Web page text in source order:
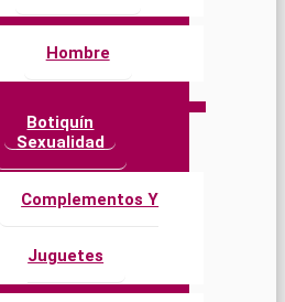
Hombre
Botiquín
Sexualidad
Complementos Y
Juguetes